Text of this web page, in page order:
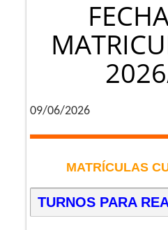
09/06/2026
MATRÍCULAS
TURNOS PARA